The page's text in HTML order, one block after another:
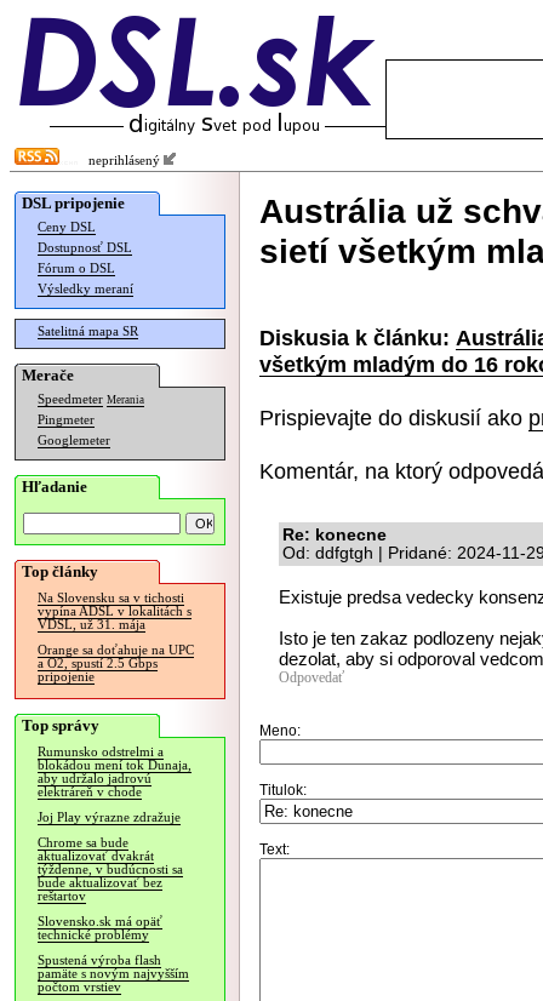
neprihlásený
DSL pripojenie
Ceny DSL
Dostupnosť DSL
Fórum o DSL
Výsledky meraní
Satelitná mapa SR
Merače
Speedmeter Merania
Pingmeter
Googlemeter
Hľadanie
Top články
Na Slovensku sa v tichosti
vypína ADSL v lokalitách s
VDSL, už 31. mája
Orange sa doťahuje na UPC
a O2, spustí 2.5 Gbps
pripojenie
Top správy
Rumunsko odstrelmi a
blokádou mení tok Dunaja,
aby udržalo jadrovú
elektráreň v chode
Joj Play výrazne zdražuje
Chrome sa bude
aktualizovať dvakrát
týždenne, v budúcnosti sa
bude aktualizovať bez
reštartov
Slovensko.sk má opäť
technické problémy
Spustená výroba flash
pamäte s novým najvyšším
počtom vrstiev
Austrália už
sietí všetkým
Diskusia k článku:
všetkým mladým do 16
Prispievajte do diskusií ako
Komentár, na ktorý
Re: konecne
Od: ddfgtgh | Pridané: 2024-11-
Existuje predsa vedecky
Isto je ten zakaz podlozeny
dezolat, aby si odporoval
Odpovedať
Meno:
Titulok:
Text: